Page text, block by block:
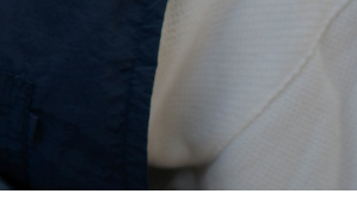
【えるぼし認定(☆☆)】 を受けまし